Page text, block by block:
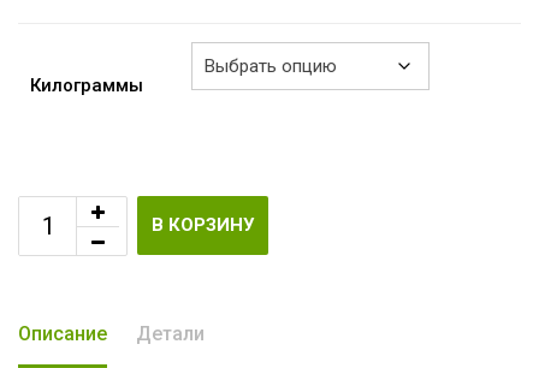
Килограммы
В КОРЗИНУ
Описание Детали